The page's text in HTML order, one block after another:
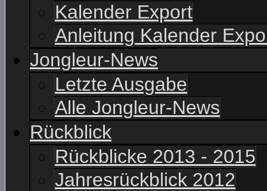
Kalender Export
Anleitung Kalender
Jongleur-News
Letzte Ausgabe
Alle Jongleur-News
Rückblick
Rückblicke 2013 - 2015
Jahresrückblick 2012